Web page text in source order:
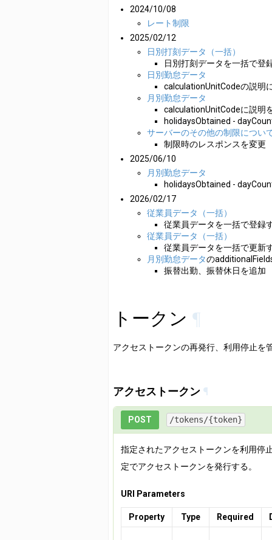
2024/10/08
レート制限
2025/02/12
日別打刻データ（一括）
日別打刻データを一括で登
日別勤怠データ
calculationUnitCodeの説明
月別勤怠データ
calculationUnitCodeに説明
holidaysObtained -
サーバーのその他の制限につい
制限時のレスポンスを変更
2025/06/10
月別勤怠データ
holidaysObtained -
2026/02/17
従業員データ（一括）
従業員データを一括で登録
従業員データ（一括）
従業員データを一括で更新
月別勤怠データの
振替出勤、振替休日を追加
トークン ¶
アクセストークンの再発行、利用停止を
アクセストークン ¶
POST /tokens/{token}
指定されたアクセストークンを利用停
定でアクセストークンを発行する。
URI Parameters
Property Type Required